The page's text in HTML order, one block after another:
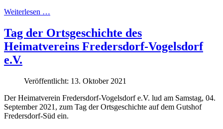
Weiterlesen …
Tag der Ortsgeschichte des
Heimatvereins Fredersdorf-Vogelsdorf
e.V.
Veröffentlicht: 13. Oktober 2021
Der Heimatverein Fredersdorf-Vogelsdorf e.V. lud am Samstag, 04.
September 2021, zum Tag der Ortsgeschichte auf dem Gutshof
Fredersdorf-Süd ein.